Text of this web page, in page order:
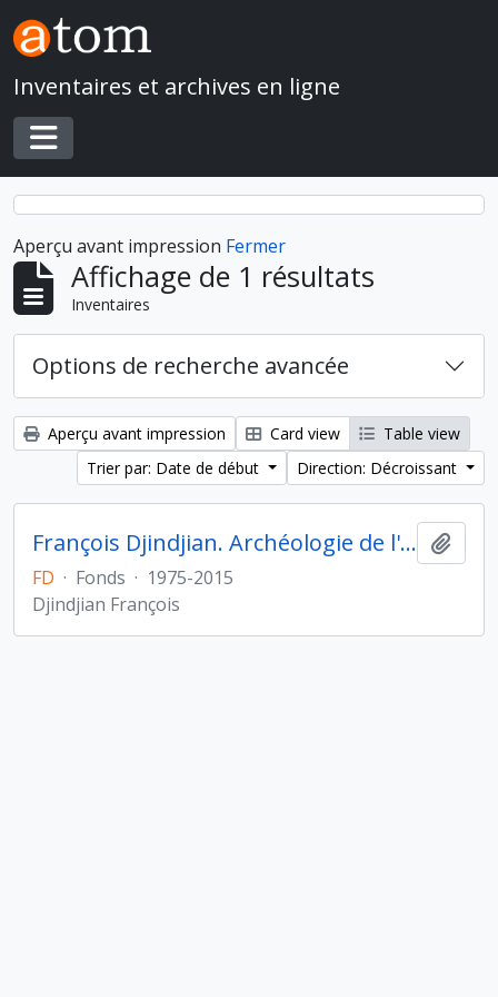
Skip to main content
Inventaires et archives en ligne
Toggle navigation
Aperçu avant impression Fermer
Affichage de 1 résultats
Inventaires
Options de recherche avancée
Aperçu avant impression Card view
Table view
Trier par: Date de début
Direction: Décroissant
François Djindjian. Archéologie de l'Asie centrale
FD · Fonds · 1975-2015
Djindjian François